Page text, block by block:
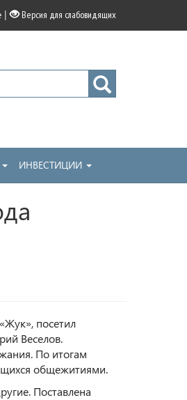
| Версия для слабовидящих
ИНВЕСТИЦИИ
посетил
Веселов.
По итогам
общежитиями.
Поставлена